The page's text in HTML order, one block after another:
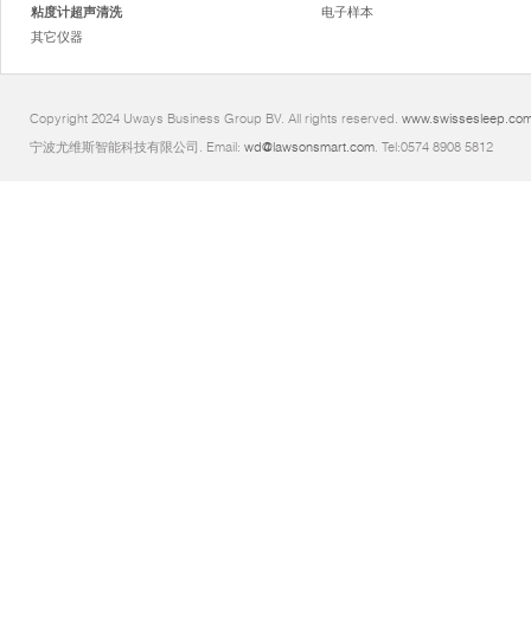
粘度计超声清洗
其它仪器
电子样本
Copyright 2024 Uways Business Group BV. All rights reserved.
宁波尤维斯智能科技有限公司. Email: wd@lawsonsmart.com. Tel:0574 8908 5812